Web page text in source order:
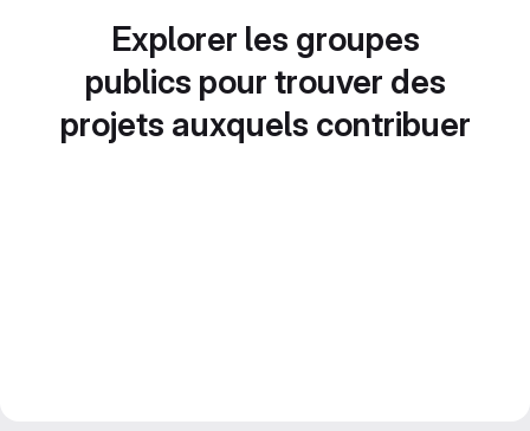
Explorer les groupes
publics pour trouver des
projets auxquels contribuer